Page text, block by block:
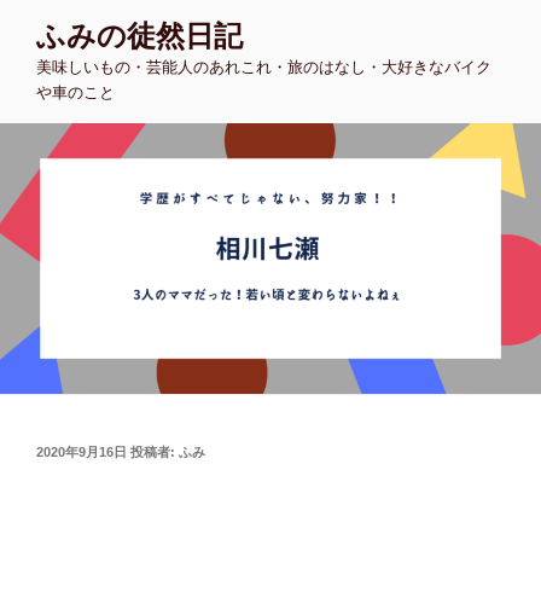
ツ
キ
ッ
ふみの徒然日記
美味しいもの・芸能人のあれこれ・旅のはなし・大好きなバイク
や車のこと
投
2020年9月16日 投稿者: ふみ